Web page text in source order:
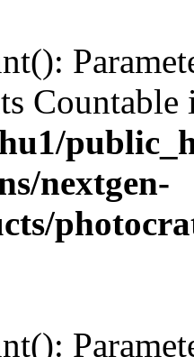
Countable
nextgen-